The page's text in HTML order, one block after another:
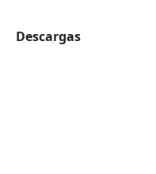
Descargas